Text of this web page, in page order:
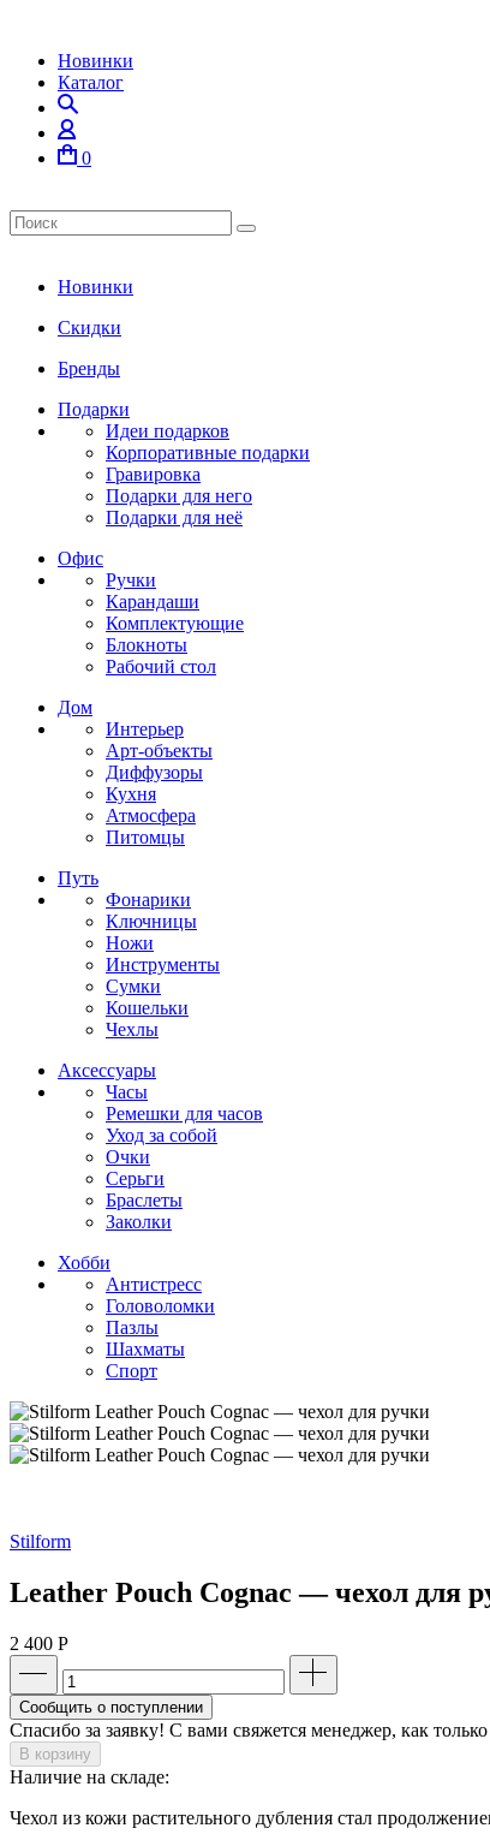
Новинки
Каталог
0
Новинки
Скидки
Бренды
Подарки
Идеи подарков
Корпоративные подарки
Гравировка
Подарки для него
Подарки для неё
Офис
Ручки
Карандаши
Комплектующие
Блокноты
Рабочий стол
Дом
Интерьер
Арт-объекты
Диффузоры
Кухня
Атмосфера
Питомцы
Путь
Фонарики
Ключницы
Ножи
Инструменты
Сумки
Кошельки
Чехлы
Аксессуары
Часы
Ремешки для часов
Уход за собой
Очки
Серьги
Браслеты
Заколки
Хобби
Антистресс
Головоломки
Пазлы
Шахматы
Спорт
Stilform
Leather Pouch Cognac — чехол для
2 400 Р
Сообщить о поступлении
Спасибо за заявку! С вами свяжется менеджер, как
В корзину
Наличие на складе:
Чехол из кожи растительного дубления стал